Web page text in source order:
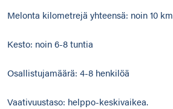
Melonta kilometrejä yhteensä: noin 10 km
Kesto: noin 6-8 tuntia
Osallistujamäärä: 4-8 henkilöä
Vaativuustaso: helppo-keskivaikea.